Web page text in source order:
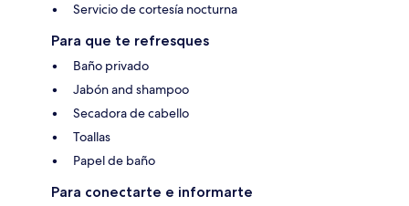
Servicio de cortesía nocturna
Para que te refresques
Baño privado
Jabón and shampoo
Secadora de cabello
Toallas
Papel de baño
Para conectarte e informarte